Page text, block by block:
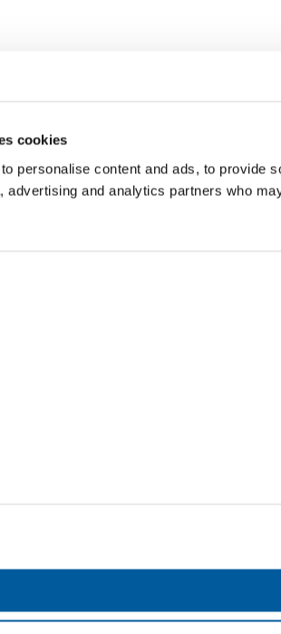
cookies
personalise content and ads, to provide
advertising and analytics partners who